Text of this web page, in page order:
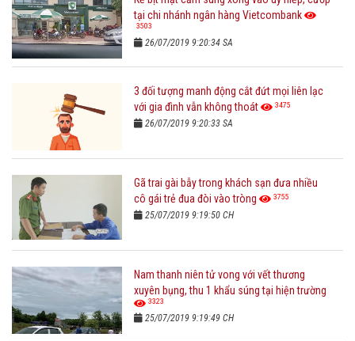
tại chi nhánh ngân hàng Vietcombank
3503
26/07/2019 9:20:34 SA
3 đối tượng manh động cắt đứt mọi liên lạc
với gia đình vẫn không thoát
3475
26/07/2019 9:20:33 SA
Gã trai gài bẫy trong khách sạn đưa nhiều
cô gái trẻ đua đòi vào tròng
3755
25/07/2019 9:19:50 CH
Nam thanh niên tử vong với vết thương
xuyên bụng, thu 1 khẩu súng tại hiện trường
3323
25/07/2019 9:19:49 CH